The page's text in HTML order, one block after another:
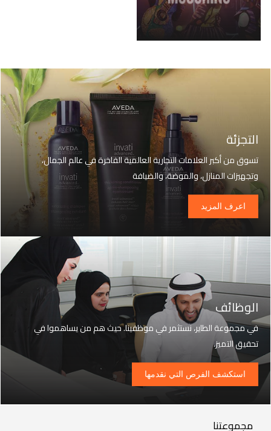
التجزئة
تسوق من أكبر العلامات التجارية العالمية الفاخرة في عالم الجمال،
وتجهيزات المنازل، والموضة، والضيافة
اعرف المزيد
الوظائف
في مجموعة الطاير، نستثمر في موظفينا. حيث هم من يساهموا في
تحقيق التميز.
استكشف الفرص التي نقدمها
Our
مجموعتنا